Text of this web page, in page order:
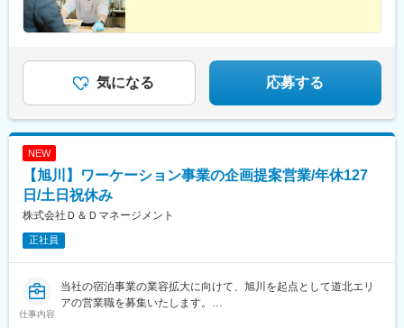
気になる 応募する
NEW
【旭川】ワーケーション事業の企画提案営業/年休127
日/土日祝休み
株式会社Ｄ＆Ｄマネージメント
正社員
仕事内容
当社の宿泊事業の業容拡大に向けて、旭川を起点として道北エリ
アの営業職を募集いたします。